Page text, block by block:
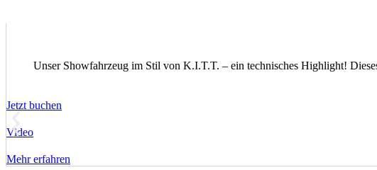
Unser Showfahrzeug im Stil von K.I.T.T. – ein technisches Highlight!
Jetzt buchen
Video
Mehr erfahren